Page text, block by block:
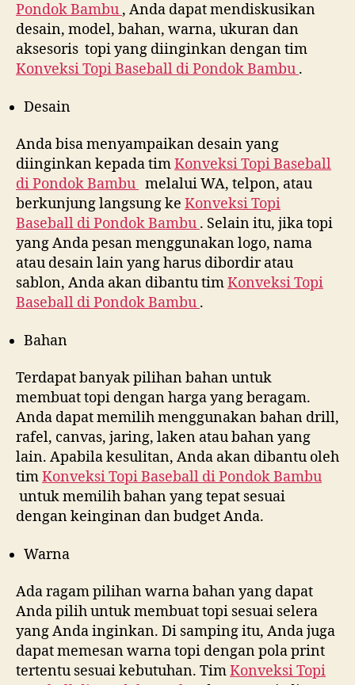
Pondok Bambu , Anda dapat mendiskusikan
desain, model, bahan, warna, ukuran dan
aksesoris topi yang diinginkan dengan tim
Konveksi Topi Baseball diPondok Bambu .
Desain
Anda bisa menyampaikan desain yang
diinginkan kepada timKonveksi Topi Baseball
diPondok Bambu melalui WA, telpon, atau
berkunjung langsung ke Konveksi Topi
Baseball diPondok Bambu . Selain itu, jika topi
yang Anda pesan menggunakan logo, nama
atau desain lain yang harus dibordir atau
sablon, Anda akan dibantu timKonveksi Topi
Baseball diPondok Bambu .
Bahan
Terdapat banyak pilihan bahan untuk
membuat topi dengan harga yang beragam.
Anda dapat memilih menggunakan bahan drill,
rafel, canvas, jaring, laken atau bahan yang
lain. Apabila kesulitan, Anda akan dibantu oleh
timKonveksi Topi Baseball diPondok Bambu
untuk memilih bahan yang tepat sesuai
dengan keinginan dan budget Anda.
Warna
Ada ragam pilihan warna bahan yang dapat
Anda pilih untuk membuat topi sesuai selera
yang Anda inginkan. Di samping itu, Anda juga
dapat memesan warna topi dengan pola print
tertentu sesuai kebutuhan. TimKonveksi Topi